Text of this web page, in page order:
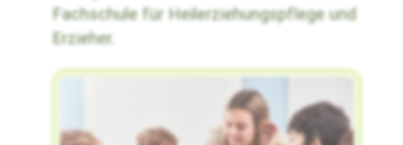
Fachschule für Heilerziehungspflege und
Erzieher.